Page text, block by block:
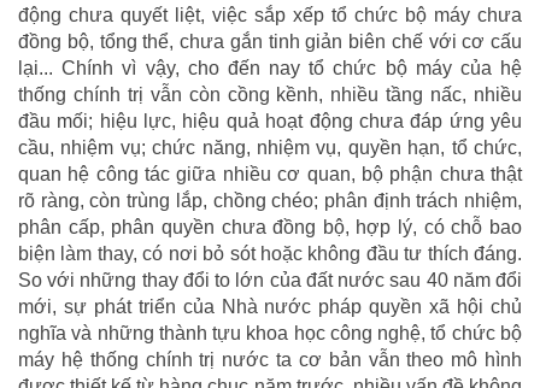
động chưa quyết liệt, việc sắp xếp tổ chức bộ máy chưa
đồng bộ, tổng thể, chưa gắn tinh giản biên chế với cơ cấu
lại... Chính vì vậy, cho đến nay tổ chức bộ máy của hệ
thống chính trị vẫn còn cồng kềnh, nhiều tầng nấc, nhiều
đầu mối; hiệu lực, hiệu quả hoạt động chưa đáp ứng yêu
cầu, nhiệm vụ; chức năng, nhiệm vụ, quyền hạn, tổ chức,
quan hệ công tác giữa nhiều cơ quan, bộ phận chưa thật
rõ ràng, còn trùng lắp, chồng chéo; phân định trách nhiệm,
phân cấp, phân quyền chưa đồng bộ, hợp lý, có chỗ bao
biện làm thay, có nơi bỏ sót hoặc không đầu tư thích đáng.
So với những thay đổi to lớn của đất nước sau 40 năm đổi
mới, sự phát triển của Nhà nước pháp quyền xã hội chủ
nghĩa và những thành tựu khoa học công nghệ, tổ chức bộ
máy hệ thống chính trị nước ta cơ bản vẫn theo mô hình